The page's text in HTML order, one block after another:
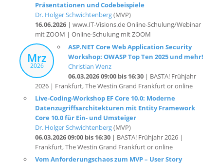
16.06.2026| www.IT-Visions.de Online-Schulung/Webinar
mit ZOOM | Online-Schulung mit ZOOM
Mrz
2026
ASP.NET Core Web Application Security
Workshop: OWASP Top Ten 2025 und mehr!
Christian Wenz
06.03.2026 09:00 bis 16:30| BASTA! Frühjahr
2026 | Frankfurt, The Westin Grand Frankfurt or online
Live-Coding-Workshop EF Core 10.0: Moderne
Datenzugriffsarchitekturen mit Entity Framework
Core 10.0 für Ein- und Umsteiger
Dr. Holger Schwichtenberg(MVP)
06.03.2026 09:00 bis 16:30| BASTA! Frühjahr 2026 |
Frankfurt, The Westin Grand Frankfurt or online
Vom Anforderungschaos zum MVP – User Story
Mapping Workshop in der Praxis
André Krämer